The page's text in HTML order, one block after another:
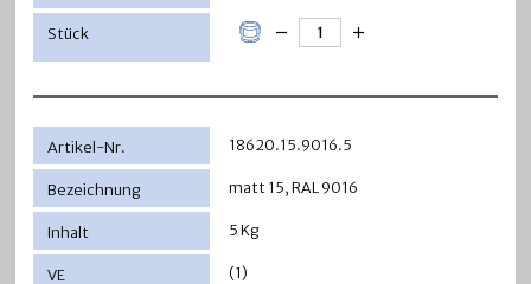
18620.15.9016.5
matt 15, RAL 9016
5 Kg
(1)